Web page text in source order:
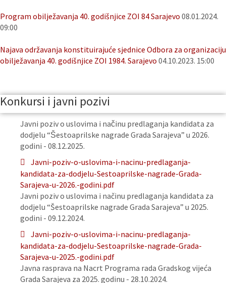
Program obilježavanja 40. godišnjice ZOI 84 Sarajevo 08.01.2024.
09:00
Najava održavanja konstituirajuće sjednice Odbora za organizaciju
obilježavanja 40. godišnjice ZOI 1984. Sarajevo 04.10.2023. 15:00
Konkursi i javni pozivi
Javni poziv o uslovima i načinu predlaganja kandidata za
dodjelu “Šestoaprilske nagrade Grada Sarajeva” u 2026.
godini - 08.12.2025.
Javni-poziv-o-uslovima-i-nacinu-predlaganja-
kandidata-za-dodjelu-Sestoaprilske-nagrade-Grada-
Sarajeva-u-2026.-godini.pdf
Javni poziv o uslovima i načinu predlaganja kandidata za
dodjelu “Šestoaprilske nagrade Grada Sarajeva” u 2025.
godini - 09.12.2024.
Javni-poziv-o-uslovima-i-nacinu-predlaganja-
kandidata-za-dodjelu-Sestoaprilske-nagrade-Grada-
Sarajeva-u-2025.-godini.pdf
Javna rasprava na Nacrt Programa rada Gradskog vijeća
Grada Sarajeva za 2025. godinu - 28.10.2024.